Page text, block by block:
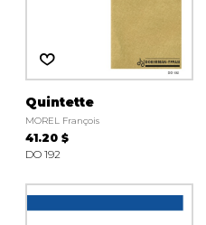
Quintette
MOREL François
41.20 $
DO 192